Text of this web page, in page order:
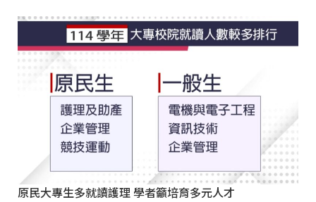
原民大專生多就讀護理 學者籲培育多元人才